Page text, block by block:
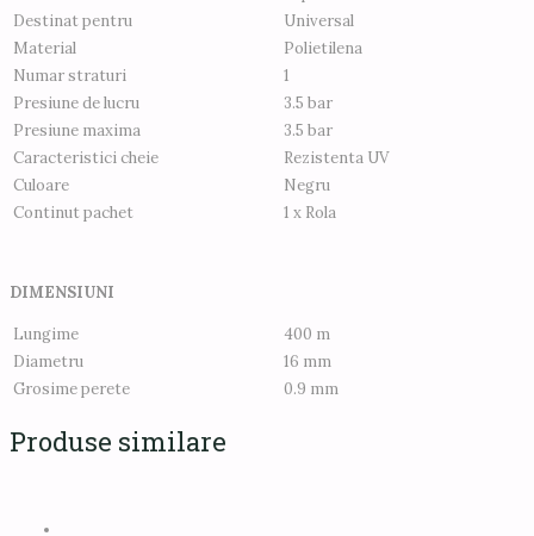
Destinat pentru
Universal
Material
Polietilena
Numar straturi
1
Presiune de lucru
3.5 bar
Presiune maxima
3.5 bar
Caracteristici cheie
Rezistenta UV
Culoare
Negru
Continut pachet
1 x Rola
DIMENSIUNI
Lungime
400 m
Diametru
16 mm
Grosime perete
0.9 mm
Produse similare